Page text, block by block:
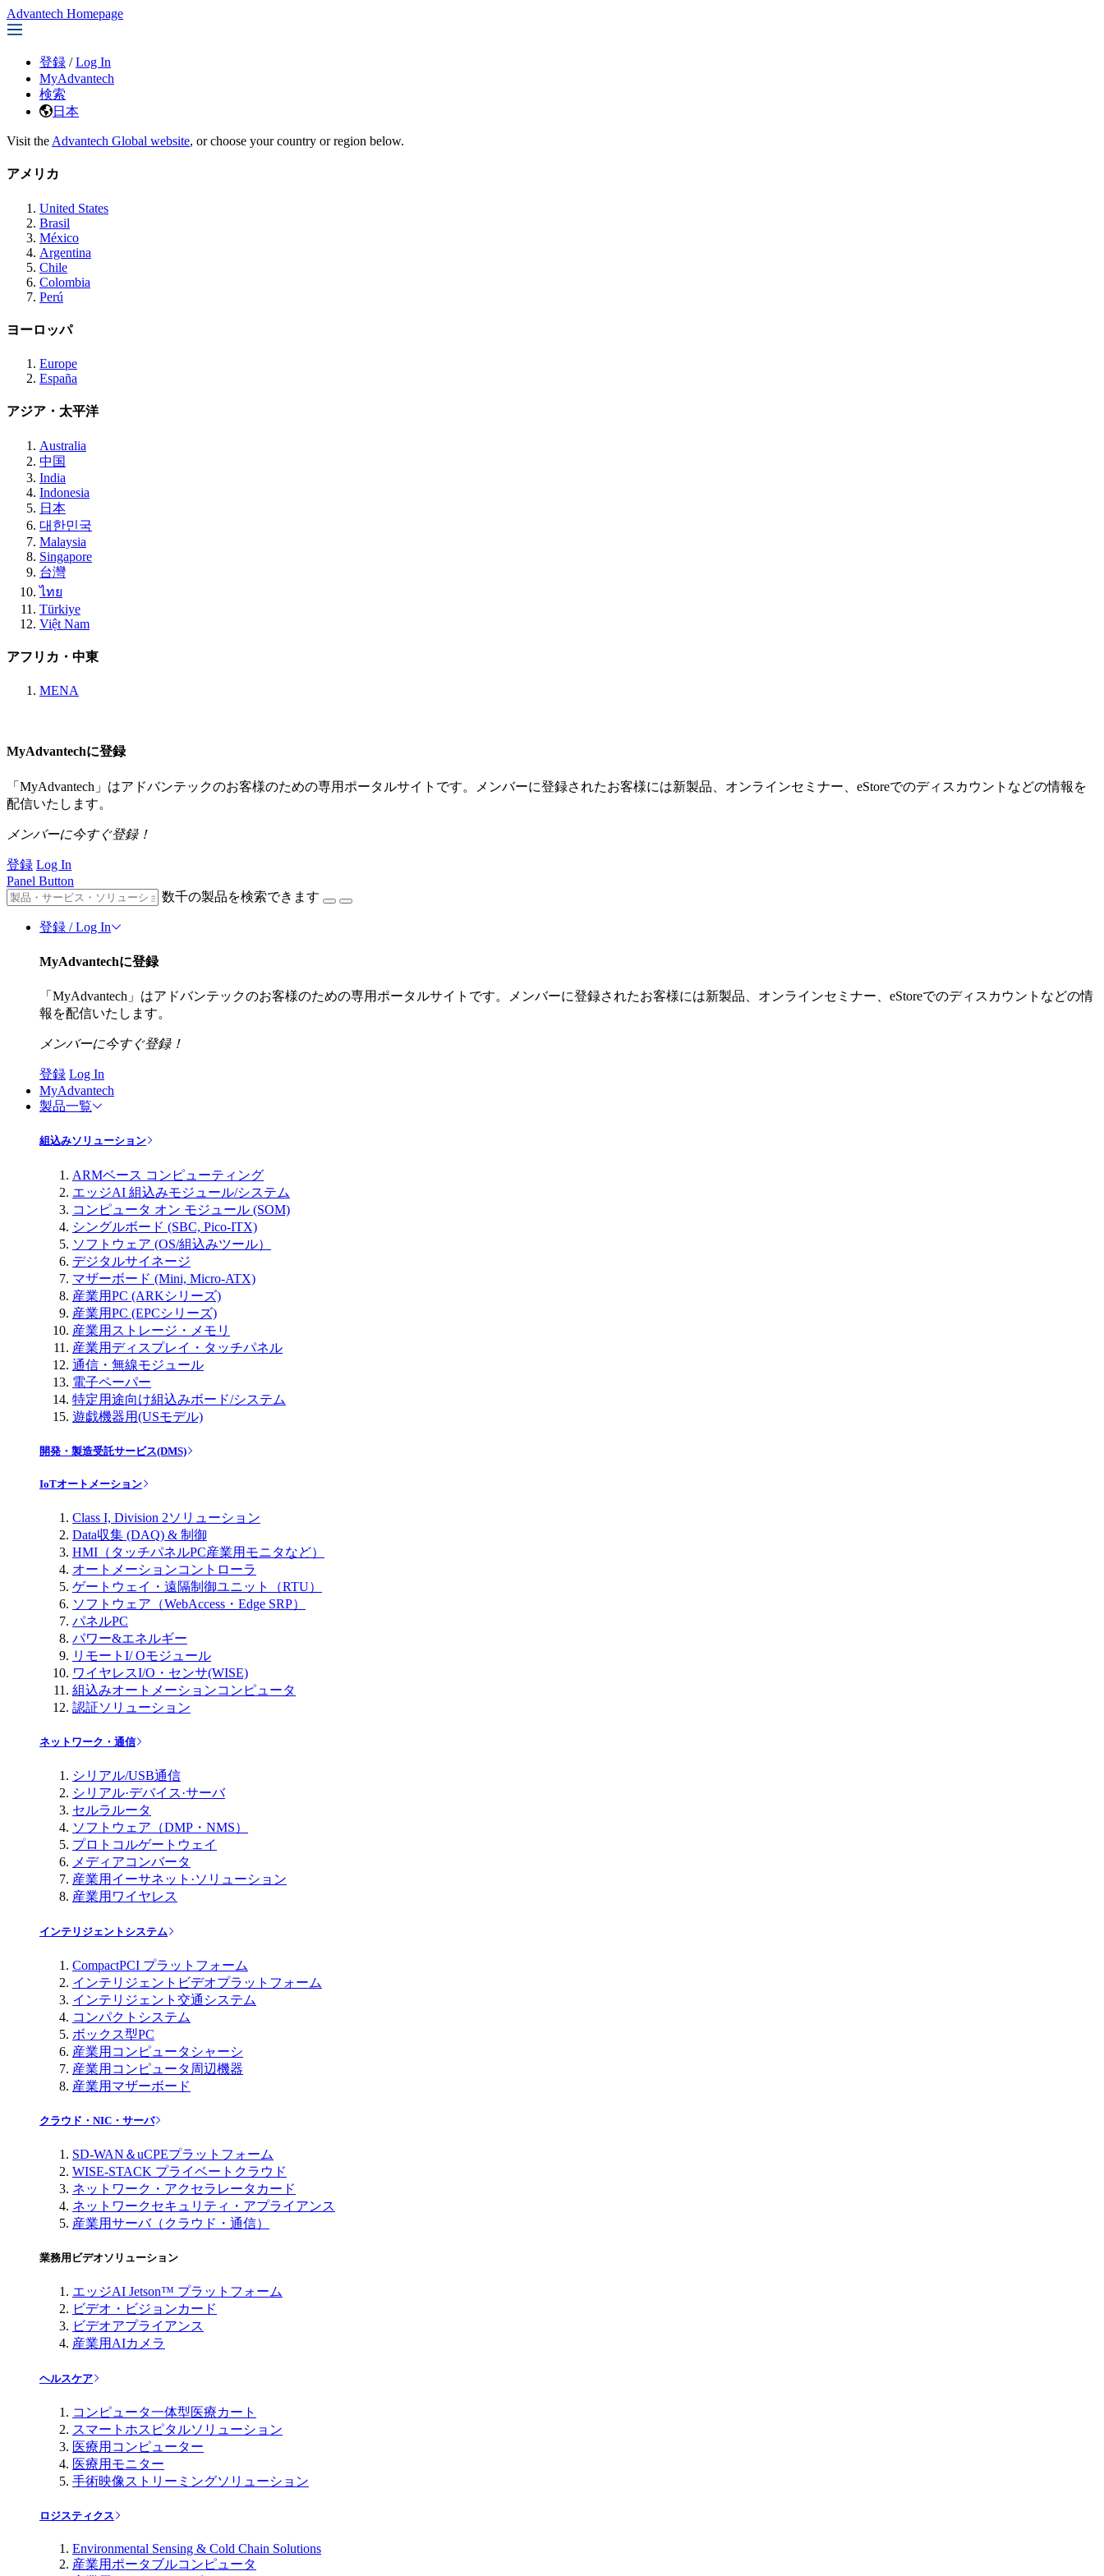
Advantech Homepage
登録 / Log In
MyAdvantech
検索
日本
Visit the Advantech Global website, or choose your country or region below.
アメリカ
United States
Brasil
México
Argentina
Chile
Colombia
Perú
ヨーロッパ
Europe
España
アジア・太平洋
Australia
中国
India
Indonesia
日本
대한민국
Malaysia
Singapore
台灣
ไทย
Türkiye
Việt Nam
アフリカ・中東
MENA
MyAdvantechに登録
「MyAdvantech」はアドバンテックのお客様のための専用ポータルサイトです。メンバーに登録されたお客様には新製品、オンラインセミナー、eStoreでのディスカウントなどの情報を
配信いたします。
メンバーに今すぐ登録！
登録 Log In
Panel Button
数千の製品を検索できます
登録 / Log In
MyAdvantechに登録
「MyAdvantech」はアドバンテックのお客様のための専用ポータルサイトです。メンバーに登録されたお客様には新製品、オンラインセミナー、eStoreでのディスカウントなどの情
報を配信いたします。
メンバーに今すぐ登録！
登録 Log In
MyAdvantech
製品一覧
組込みソリューション
ARMベース コンピューティング
エッジAI 組込みモジュール/システム
コンピュータ オン モジュール (SOM)
シングルボード (SBC, Pico-ITX)
ソフトウェア (OS/組込みツール）
デジタルサイネージ
マザーボード (Mini, Micro-ATX)
産業用PC (ARKシリーズ)
産業用PC (EPCシリーズ)
産業用ストレージ・メモリ
産業用ディスプレイ・タッチパネル
通信・無線モジュール
電子ペーパー
特定用途向け組込みボード/システム
遊戯機器用(USモデル)
開発・製造受託サービス(DMS)
IoTオートメーション
Class I, Division 2ソリューション
Data収集 (DAQ) & 制御
HMI（タッチパネルPC産業用モニタなど）
オートメーションコントローラ
ゲートウェイ・遠隔制御ユニット（RTU）
ソフトウェア（WebAccess・Edge SRP）
パネルPC
パワー&エネルギー
リモートI/ Oモジュール
ワイヤレスI/O・センサ(WISE)
組込みオートメーションコンピュータ
認証ソリューション
ネットワーク・通信
シリアル/USB通信
シリアル·デバイス·サーバ
セルラルータ
ソフトウェア（DMP・NMS）
プロトコルゲートウェイ
メディアコンバータ
産業用イーサネット·ソリューション
産業用ワイヤレス
インテリジェントシステム
CompactPCI プラットフォーム
インテリジェントビデオプラットフォーム
インテリジェント交通システム
コンパクトシステム
ボックス型PC
産業用コンピュータシャーシ
産業用コンピュータ周辺機器
産業用マザーボード
クラウド・NIC・サーバ
SD-WAN＆uCPEプラットフォーム
WISE-STACK プライベートクラウド
ネットワーク・アクセラレータカード
ネットワークセキュリティ・アプライアンス
産業用サーバ（クラウド・通信）
業務用ビデオソリューション
エッジAI Jetson™ プラットフォーム
ビデオ・ビジョンカード
ビデオアプライアンス
産業用AIカメラ
ヘルスケア
コンピュータ一体型医療カート
スマートホスピタルソリューション
医療用コンピューター
医療用モニター
手術映像ストリーミングソリューション
ロジスティクス
Environmental Sensing & Cold Chain Solutions
産業用ポータブルコンピュータ